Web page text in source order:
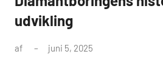
udvikling
af juni 5, 2025